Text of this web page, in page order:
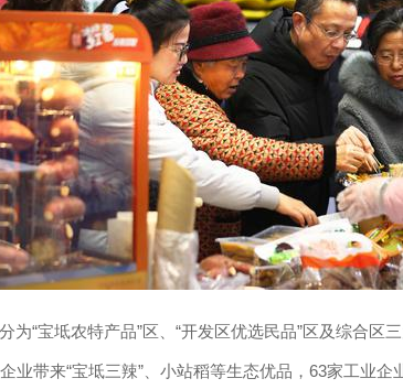
“宝坻农特产品”区、“开发区优选民品”区及综合区
业带来“宝坻三辣”、小站稻等生态优品，63家工业